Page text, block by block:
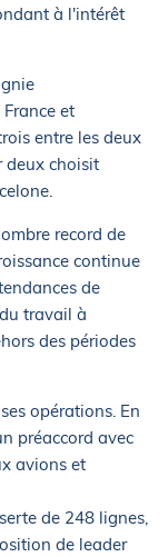
à l'intérêt
et
entre les deux
deux choisit
record de
continue
de
travail à
des périodes
opérations. En
préaccord avec
avions et
de 248 lignes,
de leader